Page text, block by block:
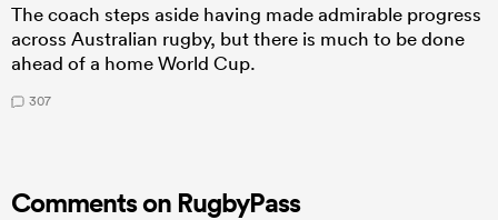
The coach steps aside having made admirable progress
across Australian rugby, but there is much to be done
ahead of a home World Cup.
307
Comments on RugbyPass